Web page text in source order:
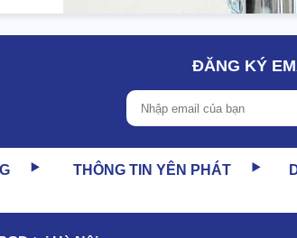
ĐĂNG KÝ
THÔNG TIN YÊN PHÁT